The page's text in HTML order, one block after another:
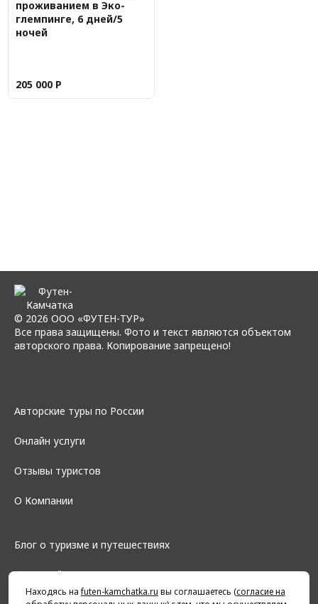
проживанием в Эко-
глемпинге, 6 дней/5
ночей
205 000 Р
© 2026 ООО «ФУТЕН-ТУР»
Все права защищены. Фото и текст являются объектом
авторского права. Копирование запрещено!
Авторские туры по России
Онлайн услуги
Отзывы туристов
О Компании
Блог о туризме и путешествиях
Карта сайта
Находясь наfuten-kamchatka.ru вы соглашаетесь (согласие на